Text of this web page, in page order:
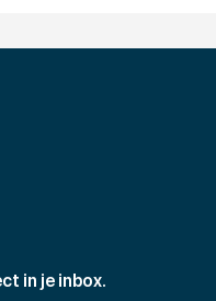
in je inbox.